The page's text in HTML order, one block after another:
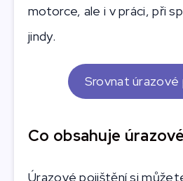
motorce, ale i v práci, při
jindy.
Srovnat úrazové
Co obsahuje
Úrazové pojištění si